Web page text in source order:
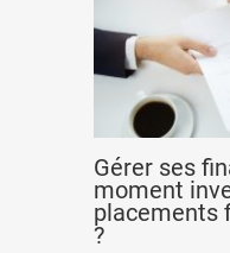
Gérer ses
moment
placements
?